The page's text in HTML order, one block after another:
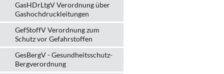
GasHDrLtgV Verordnung über
Gashochdruckleitungen
GefStoffV Verordnung zum
Schutz vor Gefahrstoffen
GesBergV - Gesundheitsschutz-
Bergverordnung